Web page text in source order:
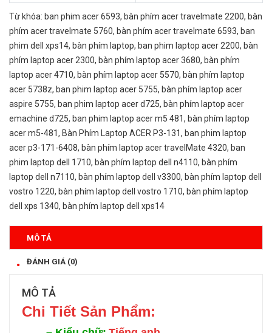
Từ khóa: ban phim acer 6593, bàn phím acer travelmate 2200, bàn
phím acer travelmate 5760, bàn phím acer travelmate 6593, ban
phim dell xps14, bàn phím laptop, ban phim laptop acer 2200, bàn
phím laptop acer 2300, bàn phím laptop acer 3680, bàn phím
laptop acer 4710, bàn phím laptop acer 5570, bàn phím laptop
acer 5738z, ban phim laptop acer 5755, bàn phím laptop acer
aspire 5755, ban phim laptop acer d725, bàn phím laptop acer
emachine d725, ban phim laptop acer m5 481, bàn phím laptop
acer m5-481, Bàn Phím Laptop ACER P3-131, ban phim laptop
acer p3-171-6408, bàn phím laptop acer travelMate 4320, ban
phim laptop dell 1710, bàn phím laptop dell n4110, bàn phím
laptop dell n7110, bàn phím laptop dell v3300, bàn phím laptop dell
vostro 1220, bàn phím laptop dell vostro 1710, bàn phím laptop
dell xps 1340, bàn phím laptop dell xps14
MÔ TẢ
ĐÁNH GIÁ (0)
MÔ TẢ
Chi Tiết Sản Phẩm: